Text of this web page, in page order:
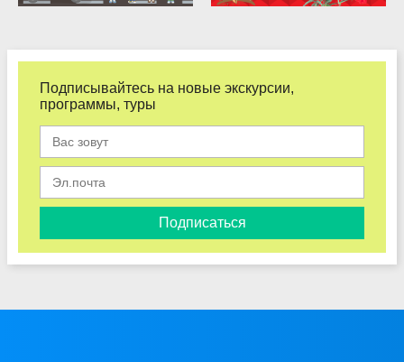
Подписывайтесь на новые экскурсии,
программы, туры
Подписаться